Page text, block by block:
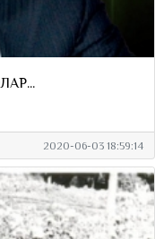
2020-06-03 18:59:14